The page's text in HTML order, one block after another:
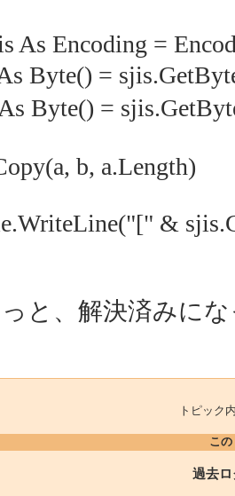
As Encoding =
Byte() =
Byte() =
b, a.Length)
&
と、解決済みに
トピッ
こ
過去